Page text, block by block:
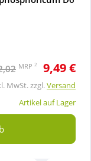
MRP 2 9,49 €
MwSt. zzgl.Versand
Artikel auf Lager